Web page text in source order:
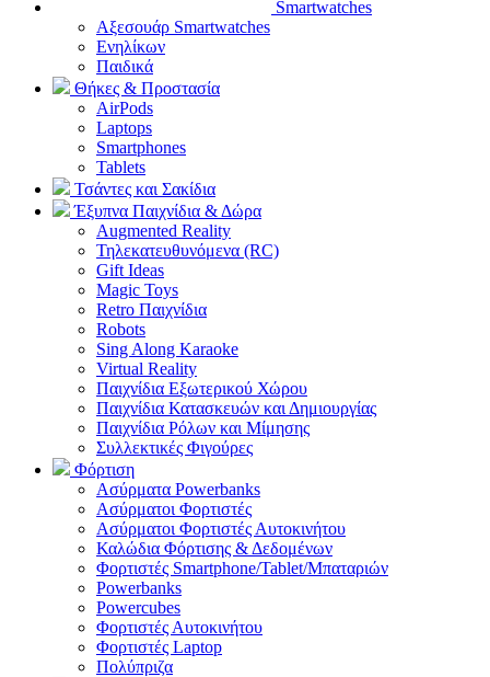
Smartwatches
Αξεσουάρ Smartwatches
Ενηλίκων
Παιδικά
Θήκες & Προστασία
AirPods
Laptops
Smartphones
Tablets
Τσάντες και Σακίδια
Έξυπνα Παιχνίδια & Δώρα
Augmented Reality
Τηλεκατευθυνόμενα (RC)
Gift Ideas
Magic Toys
Retro Παιχνίδια
Robots
Sing Along Karaoke
Virtual Reality
Παιχνίδια Εξωτερικού Χώρου
Παιχνίδια Κατασκευών και Δημιουργίας
Παιχνίδια Ρόλων και Μίμησης
Συλλεκτικές Φιγούρες
Φόρτιση
Ασύρματα Powerbanks
Aσύρματοι Φορτιστές
Ασύρματοι Φορτιστές Αυτοκινήτου
Καλώδια Φόρτισης & Δεδομένων
Φορτιστές Smartphone/Tablet/Μπαταριών
Powerbanks
Powercubes
Φορτιστές Αυτοκινήτου
Φορτιστές Laptop
Πολύπριζα